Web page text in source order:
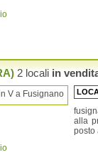
2 locali in
alla
posto